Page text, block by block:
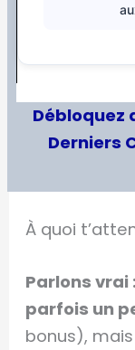
Débloquez
Derniers
À quoi
Parlons vrai :
parfois un
bonus),